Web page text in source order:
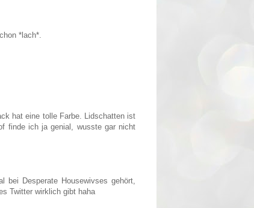
*lach*.
hat eine tolle Farbe. Lidschatten ist
finde ich ja genial, wusste gar nicht
bei Desperate Housewivses gehört,
Twitter wirklich gibt haha